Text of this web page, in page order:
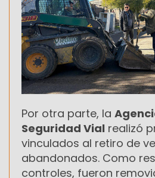
Por otra parte, la
Seguridad Vial realizó
vinculados al retiro de
abandonados. Como
controles, fueron